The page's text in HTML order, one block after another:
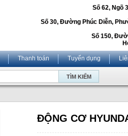
Số 62, Ngõ
Số 30, Đường Phúc Diễn,
Số 150,
Thanh toán Tuyển dụng
ĐỘNG CƠ